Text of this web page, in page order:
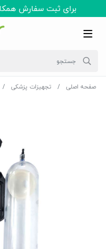
برای ثبت سفارش
صفحه اصلی تجهیزات پزشکی